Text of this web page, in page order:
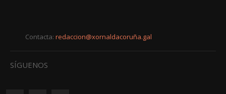
Contacta: redaccion@xornaldacoruña.gal
SÍGUENOS